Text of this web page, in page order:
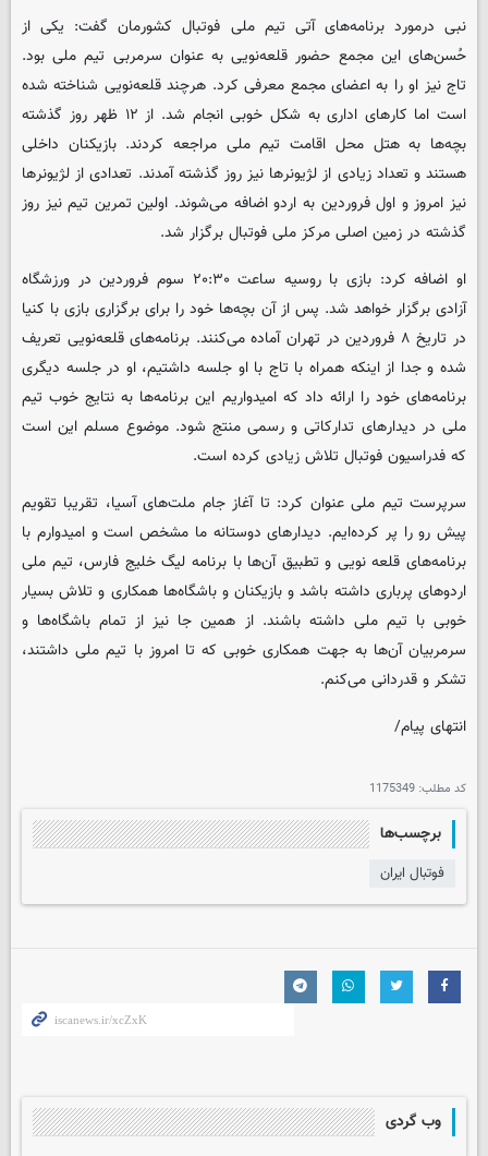
نبی درمورد برنامه‌های آتی تیم ملی فوتبال کشورمان گفت: یکی از
حُسن‌های این مجمع حضور قلعه‌نویی به عنوان سرمربی تیم ملی بود.
تاج نیز او را به اعضای مجمع معرفی کرد. هرچند قلعه‌نویی شناخته شده
است اما کارهای اداری به شکل خوبی انجام شد. از ۱۲ ظهر روز گذشته
بچه‌ها به هتل محل اقامت تیم ملی مراجعه کردند. بازیکنان داخلی
هستند و تعداد زیادی از لژیونرها نیز روز گذشته آمدند. تعدادی از لژیونرها
نیز امروز و اول فروردین به اردو اضافه می‌شوند. اولین تمرین تیم نیز روز
گذشته در زمین اصلی مرکز ملی فوتبال برگزار شد.
او اضافه کرد: بازی با روسیه ساعت ۲۰:۳۰ سوم فروردین در ورزشگاه
آزادی برگزار خواهد شد. پس از آن بچه‌ها خود را برای برگزاری بازی با کنیا
در تاریخ ۸ فروردین در تهران آماده می‌کنند. برنامه‌های قلعه‌نویی تعریف
شده و جدا از اینکه همراه با تاج با او جلسه داشتیم، او در جلسه دیگری
برنامه‌های خود را ارائه داد که امیدواریم این برنامه‌ها به نتایج خوب تیم
ملی در دیدارهای تدارکاتی و رسمی منتج شود. موضوع مسلم این است
که فدراسیون فوتبال تلاش زیادی کرده است.
سرپرست تیم ملی عنوان کرد: تا آغاز جام ملت‌های آسیا، تقریبا تقویم
پیش رو را پر کرده‌ایم. دیدارهای دوستانه ما مشخص است و امیدوارم با
برنامه‌های قلعه نویی و تطبیق آن‌ها با برنامه لیگ خلیج فارس، تیم ملی
اردوهای پرباری داشته باشد و بازیکنان و باشگاه‌ها همکاری و تلاش بسیار
خوبی با تیم ملی داشته باشند. از همین جا نیز از تمام باشگاه‌ها و
سرمربیان آن‌ها به جهت همکاری خوبی که تا امروز با تیم ملی داشتند،
تشکر و قدردانی می‌کنم.
انتهای پیام/
کد مطلب: 1175349
برچسب‌ها
فوتبال ایران
وب گردی